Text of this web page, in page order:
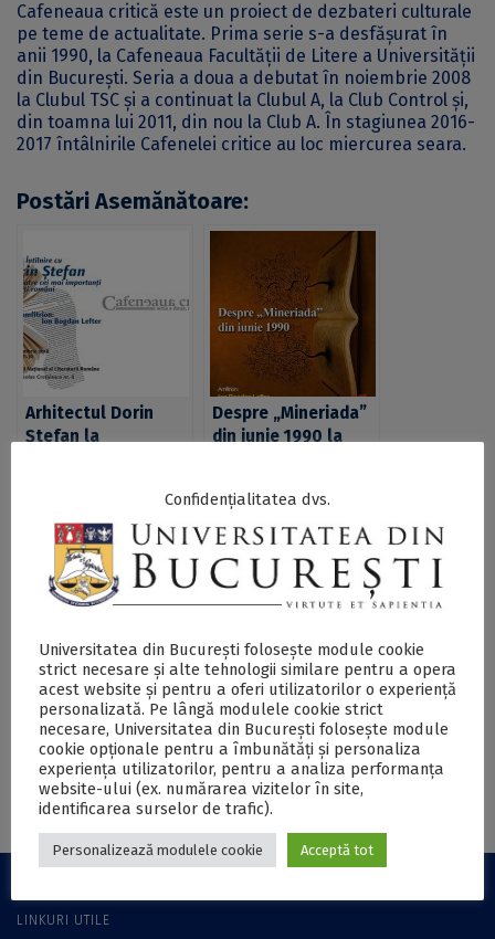
Cafeneaua critică este un proiect de dezbateri culturale
pe teme de actualitate. Prima serie s-a desfăşurat în
anii 1990, la Cafeneaua Facultăţii de Litere a Universităţii
din Bucureşti. Seria a doua a debutat în noiembrie 2008
la Clubul TSC şi a continuat la Clubul A, la Club Control şi,
din toamna lui 2011, din nou la Club A. În stagiunea 2016-
2017 întâlnirile Cafenelei critice au loc miercurea seara.
Postări Asemănătoare:
Arhitectul Dorin
Ştefan la
Despre „Mineriada”
din iunie 1990 la
Din nou cu și despre
tulnic la „Cafeneaua
critică”
Seară cu Mircea
Cărtărescu la
Cafeneaua critică
LINKURI UTILE
Confidențialitatea dvs.
Universitatea din București folosește module cookie
strict necesare și alte tehnologii similare pentru a opera
acest website și pentru a oferi utilizatorilor o experiență
personalizată. Pe lângă modulele cookie strict
necesare, Universitatea din București folosește module
cookie opționale pentru a îmbunătăți și personaliza
experiența utilizatorilor, pentru a analiza performanța
website-ului (ex. numărarea vizitelor în site,
identificarea surselor de trafic).
Personalizează modulele cookie Acceptă tot